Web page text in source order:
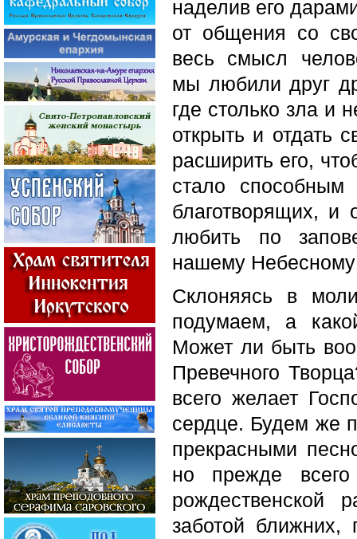
наделив его
от общения со
весь смысл
мы любили друг
где столько зла и
открыть и отдать
расширить его,
стало
благотворящих,
любить по
нашему
Склоняясь в
подумаем, а
Может ли быть
Превечного
всего желает
сердце. Будем же
прекрасными
но прежде
рождественской
заботой